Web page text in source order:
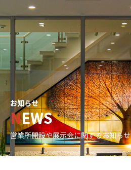
協力会社募集
電話問い合わせ｜
EN
お知らせ
NEWS
営業所開設や展示会に関するお知らせ